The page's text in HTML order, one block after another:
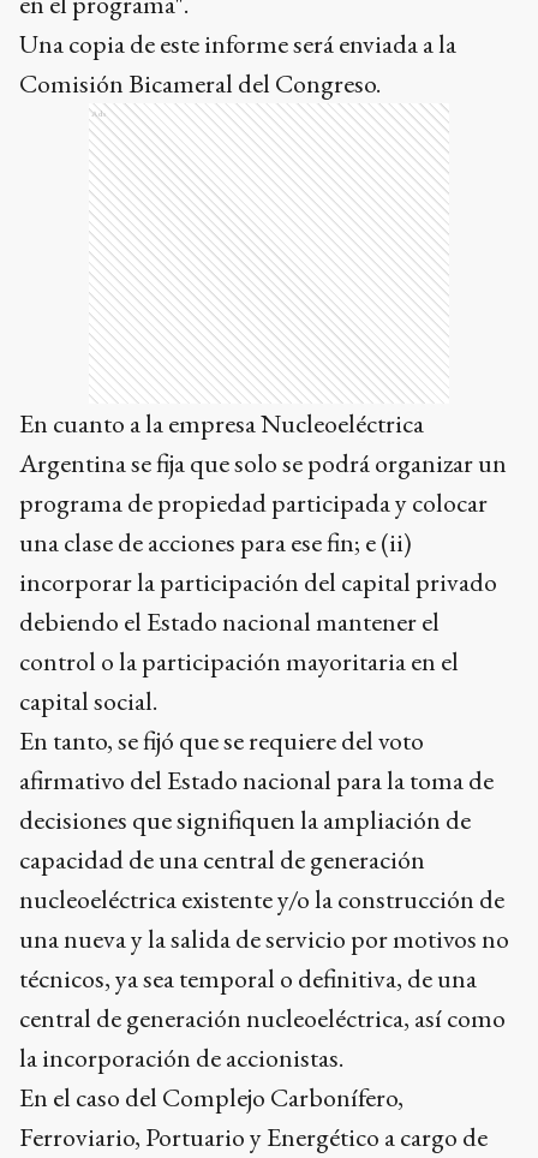
Una copia de este informe será enviada a la
Comisión Bicameral del Congreso.
Ads
En cuanto a la empresa Nucleoeléctrica
Argentina se fija que solo se podrá organizar un
programa de propiedad participada y colocar
una clase de acciones para ese fin; e (ii)
incorporar la participación del capital privado
debiendo el Estado nacional mantener el
control o la participación mayoritaria en el
capital social.
En tanto, se fijó que se requiere del voto
afirmativo del Estado nacional para la toma de
decisiones que signifiquen la ampliación de
capacidad de una central de generación
nucleoeléctrica existente y/o la construcción de
una nueva y la salida de servicio por motivos no
técnicos, ya sea temporal o definitiva, de una
central de generación nucleoeléctrica, así como
la incorporación de accionistas.
En el caso del Complejo Carbonífero,
Ferroviario, Portuario y Energético a cargo de